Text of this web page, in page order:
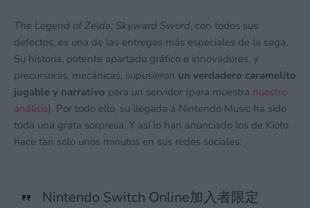
The Legend of Zelda: Skyward Sword, con todos sus
defectos, es una de las entregas más especiales de la saga.
Su historia, potente apartado gráfico e innovadores, y
precursoras, mecánicas, supusieron un verdadero caramelito
jugable y narrativo para un servidor (para muestra nuestro
análisis). Por todo ello, su llegada a Nintendo Music ha sido
toda una grata sorpresa. Y así lo han anunciado los de Kioto
hace tan solo unos minutos en sus redes sociales:
Nintendo Switch Online加入者限定